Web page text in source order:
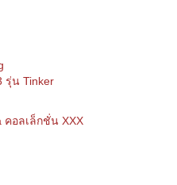
รุ่น Tinker
คอลเล็กชั่น XXX